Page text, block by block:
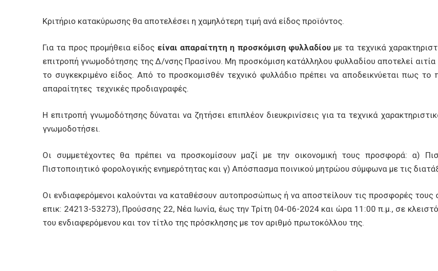
Κριτήριο κατακύρωσης θα αποτελέσει η χαμηλότερη τιμή ανά είδος προϊόντος.
Για τα προς προμήθεια είδος είναι απαραίτητη η προσκόμιση φυλλαδίουμε τα τεχνικά
επιτροπή γνωμοδότησης της Δ/νσης Πρασίνου. Μη προσκόμιση κατάλληλου φυλλαδίου αποτελεί
το συγκεκριμένο είδος. Από το προσκομισθέν τεχνικό φυλλάδιο πρέπει να αποδεικνύεται πως
απαραίτητες τεχνικές προδιαγραφές.
Η επιτροπή γνωμοδότησης δύναται να ζητήσει επιπλέον διευκρινίσεις για τα τεχνικά
γνωμοδοτήσει.
Οι συμμετέχοντες θα πρέπει να προσκομίσουν μαζί με την οικονομική τους προσφορά: α)
Πιστοποιητικό φορολογικής ενημερότητας και γ) Απόσπασμα ποινικού μητρώου σύμφωνα με τις
Οι ενδιαφερόμενοι καλούνται να καταθέσουν αυτοπροσώπως ή να αποστείλουν τις προσφορές τους
επικ: 24213-53273), Προύσσης 22, Νέα Ιωνία, έως την Τρίτη 04-06-2024 και ώρα 11:00 π.μ., σε
του ενδιαφερόμενου και τον τίτλο της πρόσκλησης με τον αριθμό πρωτοκόλλου της.